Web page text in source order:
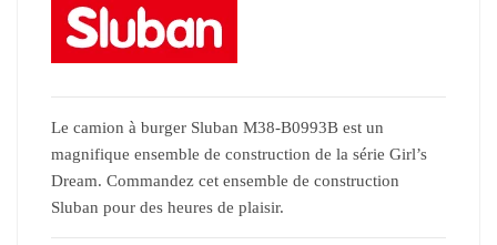
Le camion à burger Sluban M38-B0993B est un
magnifique ensemble de construction de la série Girl’s
Dream. Commandez cet ensemble de construction
Sluban pour des heures de plaisir.